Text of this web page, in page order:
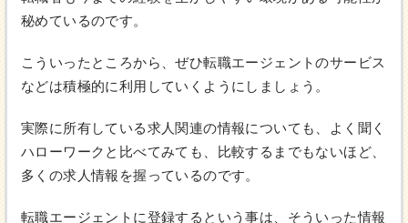
秘めているのです。
こういったところから、ぜひ転職エージェントのサービス
などは積極的に利用していくようにしましょう。
実際に所有している求人関連の情報についても、よく聞く
ハローワークと比べてみても、比較するまでもないほど、
多くの求人情報を握っているのです。
転職エージェントに登録するという事は、そういった情報